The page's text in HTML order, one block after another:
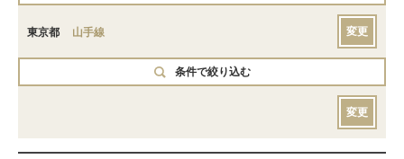
東京都 山手線 変更
条件で絞り込む
変更